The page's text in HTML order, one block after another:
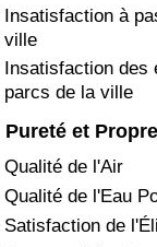
Insatisfaction à
ville
Insatisfaction des
parcs de la ville
Pureté et
Qualité de l'Air
Qualité de l'Eau
Satisfaction de
Indice des
Indice des
Pollution
Indice de